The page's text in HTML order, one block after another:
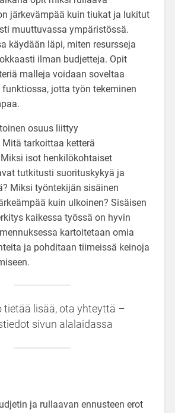
järkevämpää kuin tiukat ja lukitut
muuttuvassa ympäristössä.
käydään läpi, miten resursseja
ilman budjetteja. Opit
malleja voidaan soveltaa
jotta työn tekeminen
osuus liittyy
tarkoittaa ketterä
isot henkilökohtaiset
tutkitusti suorituskykyä ja
Miksi työntekijän sisäinen
kuin ulkoinen? Sisäisen
kaikessa työssä on hyvin
kartoitetaan omia
ja pohditaan tiimeissä keinoja
tietää lisää, ota yhteyttä –
sivun alalaidassa
ja rullaavan ennusteen erot